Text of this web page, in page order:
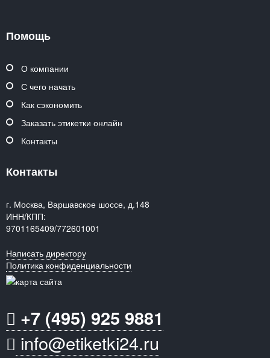
Помощь
О компании
С чего начать
Как сэкономить
Заказать этикетки онлайн
Контакты
Контакты
г. Москва, Варшавское шоссе, д.148
ИНН/КПП:
9701165409/772601001
Написать директору
Политика конфиденциальности
+7 (495) 925 9881
info@etiketki24.ru